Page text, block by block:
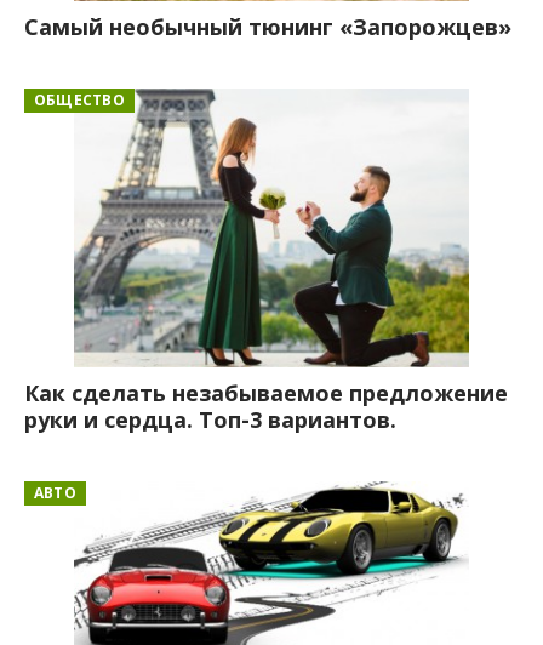
Самый необычный тюнинг «Запорожцев»
ОБЩЕСТВО
Как сделать незабываемое предложение
руки и сердца. Топ-3 вариантов.
АВТО